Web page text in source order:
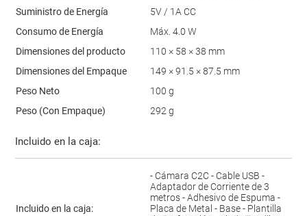
Suministro de Energía
5V / 1A CC
Consumo de Energía
Máx. 4.0 W
Dimensiones del producto
110 × 58 × 38 mm
Dimensiones del Empaque
149 × 91.5 × 87.5 mm
Peso Neto
100 g
Peso (Con Empaque)
292 g
Incluido en la caja:
Incluido en la caja:
- Cámara C2C - Cable USB -
Adaptador de Corriente de 3
metros - Adhesivo de Espuma -
Placa de Metal - Base - Plantilla